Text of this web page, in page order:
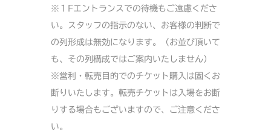
※１Fエントランスでの待機もご遠慮くださ
い。スタッフの指示のない、お客様の判断で
の列形成は無効になります。（お並び頂いて
も、その列構成ではご案内いたしません）
※営利・転売目的でのチケット購入は固くお
断りいたします。転売チケットは入場をお断
りする場合もございますので、ご注意くださ
い。